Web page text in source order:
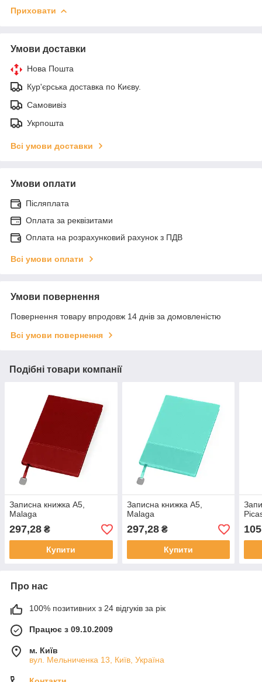
Приховати
Умови доставки
Нова Пошта
Кур'єрська доставка по Києву.
Самовивіз
Укрпошта
Всі умови доставки
Умови оплати
Післяплата
Оплата за реквізитами
Оплата на розрахунковий рахунок з ПДВ
Всі умови оплати
Умови повернення
Повернення товару впродовж 14 днів за домовленістю
Всі умови повернення
Подібні товари компанії
Записна книжка A5,
Malaga
297,28 ₴
Купити
Записна книжка A5,
Malaga
297,28₴
Купити
Про нас
100% позитивних з 24 відгуків за рік
Працює з 09.10.2009
м. Київ
вул. Мельниченка 13, Київ, Україна